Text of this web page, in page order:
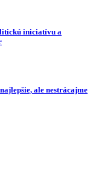
iniciatívu a
ale nestrácajme